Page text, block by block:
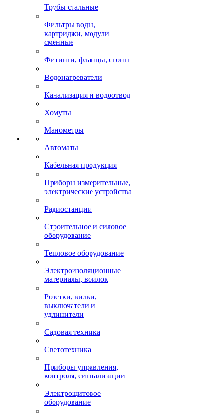
Трубы стальные
Фильтры воды,
картриджи, модули
сменные
Фитинги, фланцы, сгоны
Водонагреватели
Канализация и водоотвод
Хомуты
Манометры
Автоматы
Кабельная продукция
Приборы измерительные,
электрические устройства
Радиостанции
Строительное и силовое
оборудование
Тепловое оборудование
Электроизоляционные
материалы, войлок
Розетки, вилки,
выключатели и
удлинители
Садовая техника
Светотехника
Приборы управления,
контроля, сигнализации
Электрощитовое
оборудование